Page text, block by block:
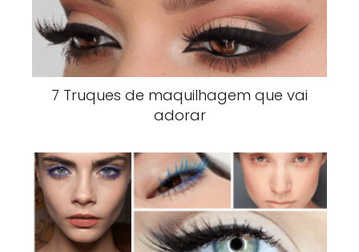
7 Truques de maquilhagem que vai
adorar